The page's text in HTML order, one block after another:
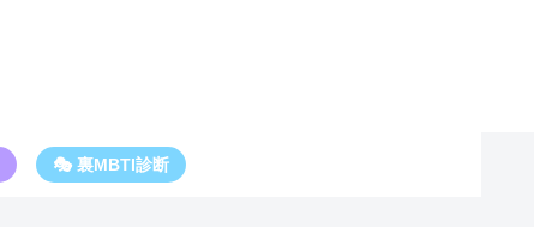
🎭 裏MBTI診断